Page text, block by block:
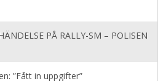
PÅ RALLY-SM – POLISEN
”Fått in uppgifter”